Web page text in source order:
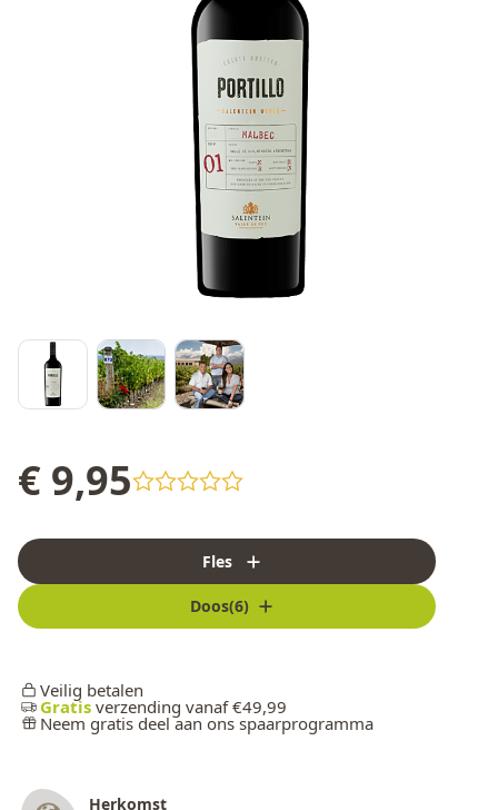
€ 9,95
Fles
Doos(6)
Veilig betalen
Gratis verzending vanaf €49,99
Neem gratis deel aan ons spaarprogramma
Herkomst